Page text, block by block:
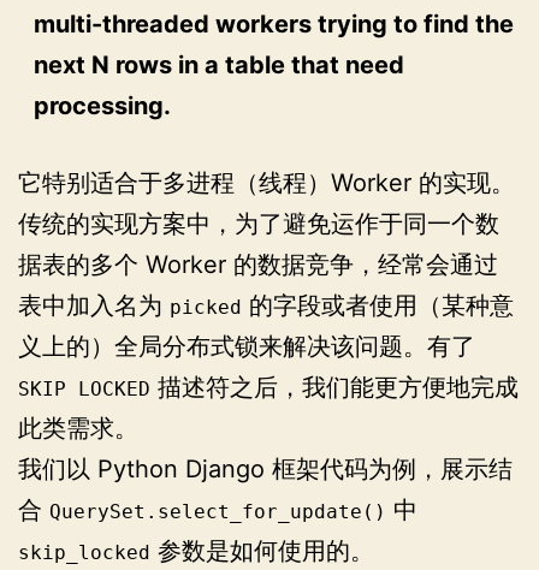
multi-threaded workers trying to find the
next N rows in a table that need
processing.
它特别适合于多进程（线程）Worker 的实现。
传统的实现方案中，为了避免运作于同一个数
据表的多个 Worker 的数据竞争，经常会通过
表中加入名为 picked 的字段或者使用（某种意
义上的）全局分布式锁来解决该问题。有了
SKIP LOCKED 描述符之后，我们能更方便地完成
此类需求。
我们以 Python Django 框架代码为例，展示结
合 QuerySet.select_for_update() 中
skip_locked 参数是如何使用的。